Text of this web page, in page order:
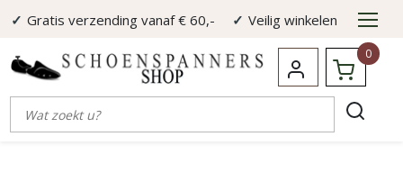
Gratis verzending vanaf € 60,-
Veilig winkelen
Deskundig advies 0